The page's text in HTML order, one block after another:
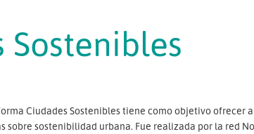
Ciudades Sostenibles tiene como objetivo ofrecer
sobre sostenibilidad urbana. Fue realizada por la red